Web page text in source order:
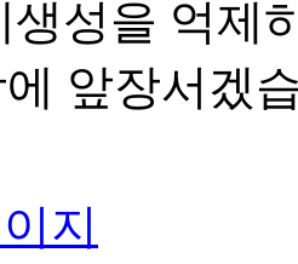
생성을 억제
에 앞장서겠
지